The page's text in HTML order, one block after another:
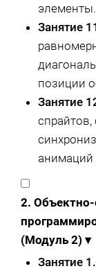
элементы.
Занятие
позиции
Занятие
спрайтов,
2.
(Модуль 2) ▾
Занятие 1.